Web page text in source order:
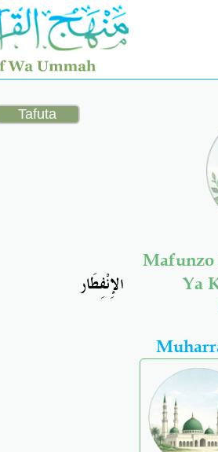
الإِنْفِطَار
Ya